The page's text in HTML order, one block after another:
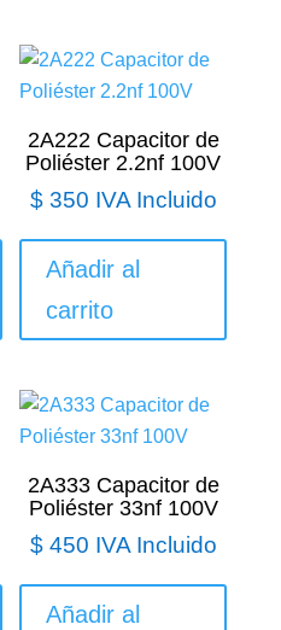
2A222 Capacitor de
Poliéster 2.2nf 100V
$350 IVA Incluido
Añadir al
carrito
2A333 Capacitor de
Poliéster 33nf 100V
$450 IVA Incluido
Añadir al